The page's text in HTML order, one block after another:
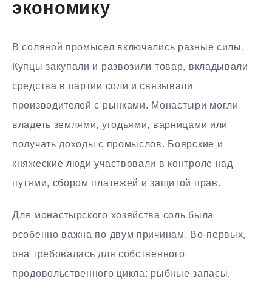
экономику
В соляной промысел включались разные силы.
Купцы закупали и развозили товар, вкладывали
средства в партии соли и связывали
производителей с рынками. Монастыри могли
владеть землями, угодьями, варницами или
получать доходы с промыслов. Боярские и
княжеские люди участвовали в контроле над
путями, сбором платежей и защитой прав.
Для монастырского хозяйства соль была
особенно важна по двум причинам. Во-первых,
она требовалась для собственного
продовольственного цикла: рыбные запасы,